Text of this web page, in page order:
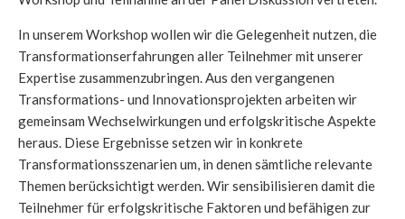
In unserem Workshop wollen wir die Gelegenheit nutzen, die
Transformationserfahrungen aller Teilnehmer mit unserer
Expertise zusammenzubringen. Aus den vergangenen
Transformations- und Innovationsprojekten arbeiten wir
gemeinsam Wechselwirkungen und erfolgskritische Aspekte
heraus. Diese Ergebnisse setzen wir in konkrete
Transformationsszenarien um, in denen sämtliche relevante
Themen berücksichtigt werden. Wir sensibilisieren damit die
Teilnehmer für erfolgskritische Faktoren und befähigen zur